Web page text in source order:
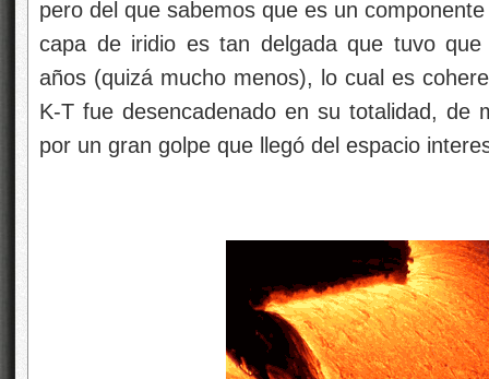
pero del que sabemos que es un
capa de iridio es tan delgada que tuvo
años (quizá mucho menos), lo cual es
K-T fue desencadenado en su totalidad, de
por un gran golpe que llegó del espacio